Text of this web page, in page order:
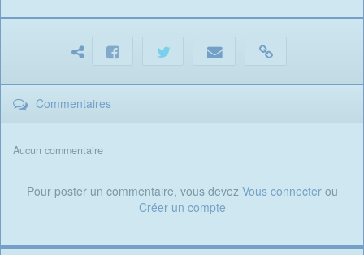
Commentaires
Aucun commentaire
Pour poster un commentaire, vous devez Vous connecterou
Créer un compte